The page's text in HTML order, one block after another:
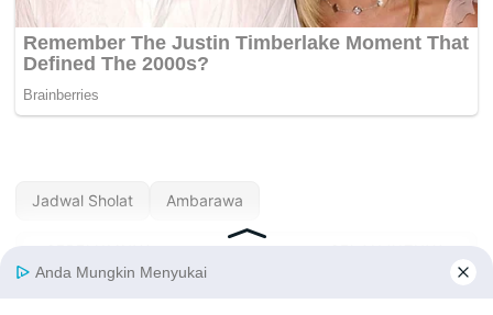
Jadwal Sholat Ambarawa
Jadwal Sholat Alor
Jadwal Sholat